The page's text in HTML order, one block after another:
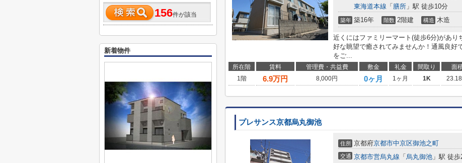
東海道本線 「 膳所 」駅 徒歩10分
築年 築16年 階数 2階建 構造 木造
近くにはファミリーマート(徒歩6分)があり
好な眺望で癒されてみませんか！通風良好
をご...
所在階 賃料 管理費・共益費 敷金 礼金 間取り 面
1階
6.9万円 8,000円 0ヶ月 1ヶ月 1K
プレサンス京都烏丸御池
住所 京都府京都市中京区御池之町
交通 京都市営烏丸線 「 烏丸御池 」駅 徒歩
156件が該当
新着物件